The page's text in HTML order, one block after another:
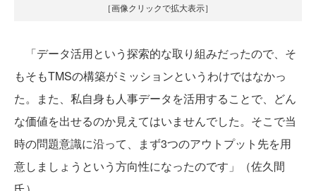
［画像クリックで拡大表示］
「データ活用という探索的な取り組みだったので、そ
もそもTMSの構築がミッションというわけではなかっ
た。また、私自身も人事データを活用することで、どん
な価値を出せるのか見えてはいませんでした。そこで当
時の問題意識に沿って、まず3つのアウトプット先を用
意しましょうという方向性になったのです」（佐久間